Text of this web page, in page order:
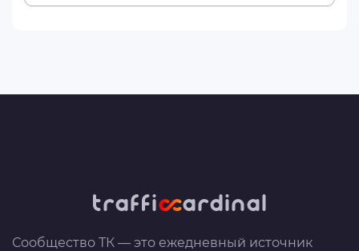
Сообщество ТК — это ежедневный источник